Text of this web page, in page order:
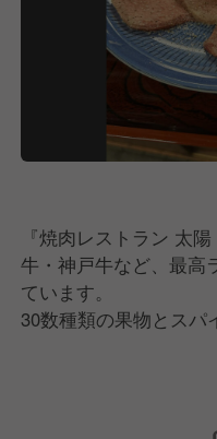
『焼肉レストラン 太
牛・神戸牛など、最高
ています。
30数種類の果物とスパ
伝統的で独自なノウ
経験できない焼肉の基